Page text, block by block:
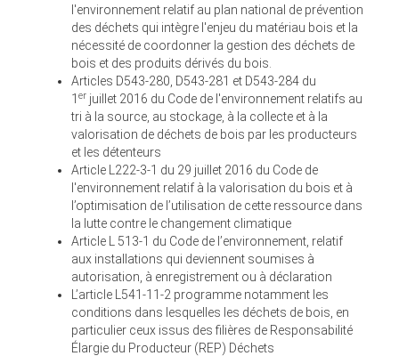
l'environnement relatif au plan national de prévention
des déchets qui intègre l'enjeu du matériau bois et la
nécessité de coordonner la gestion des déchets de
bois et des produits dérivés du bois.
Articles D543-280, D543-281 et D543-284 du
1 er juillet 2016 du Code de l'environnement relatifs au
tri à la source, au stockage, à la collecte et à la
valorisation de déchets de bois par les producteurs
et les détenteurs
Article L222-3-1 du 29 juillet 2016 du Code de
l'environnement relatif à la valorisation du bois et à
l’optimisation de l’utilisation de cette ressource dans
la lutte contre le changement climatique
Article L 513-1 du Code de l’environnement, relatif
aux installations qui deviennent soumises à
autorisation, à enregistrement ou à déclaration
L’article L541-11-2 programme notamment les
conditions dans lesquelles les déchets de bois, en
particulier ceux issus des filières de Responsabilité
Élargie du Producteur (REP) Déchets